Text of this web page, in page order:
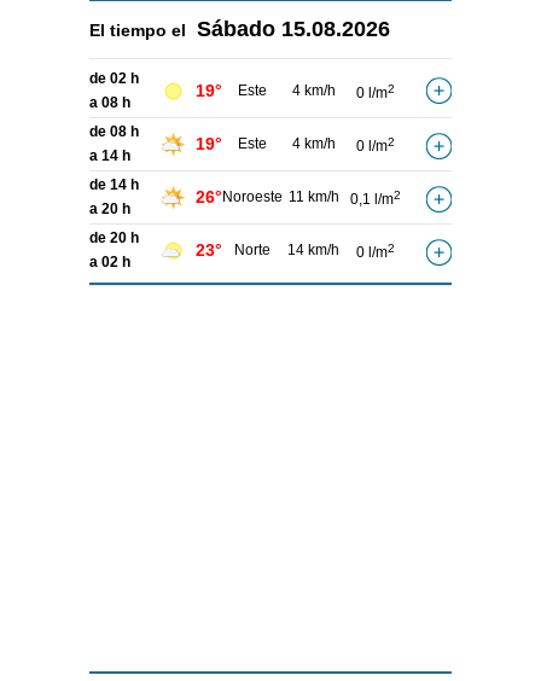
El tiempo el Sábado 15.08.2026
de 02 h
a 08 h
19° Este 4 km/h 0 l/m2
de 08 h
a 14 h
19° Este 4 km/h 0 l/m2
de 14 h
a 20 h
26° Noroeste 11 km/h 0,1 l/m2
de 20 h
a 02 h
23° Norte 14 km/h 0 l/m2